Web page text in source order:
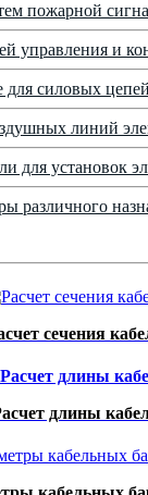
пожарной
управления и
для силовых цепей
линий
для установок
различного
сечения
длины